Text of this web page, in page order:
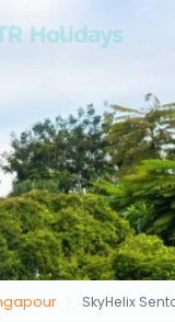
SkyHelix